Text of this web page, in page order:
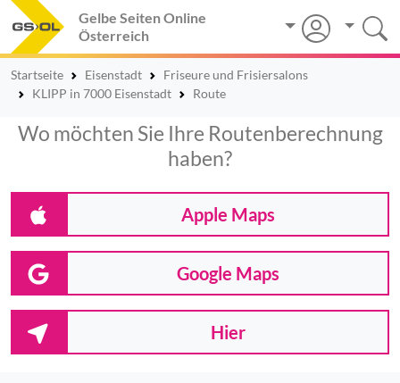
Gelbe Seiten Online
Österreich
Startseite Eisenstadt
Friseure und Frisiersalons
KLIPP in 7000 Eisenstadt
Route
Wo möchten Sie Ihre Routenberechnung
haben?
Apple Maps
Google Maps
Hier